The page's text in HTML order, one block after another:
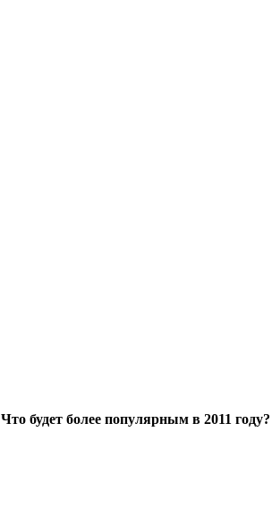
Что будет более популярным в 2011 году?